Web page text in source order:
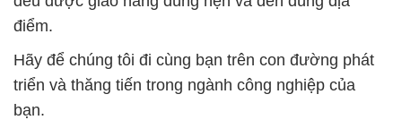
điểm.
Hãy để chúng tôi đi cùng bạn trên con đường phát
triển và thăng tiến trong ngành công nghiệp của
bạn.